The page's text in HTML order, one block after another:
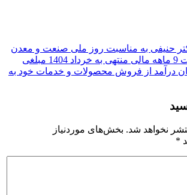
حنیفی به مناسبت روز ملی صنعت و معدن
“چفیبر” در مدت 9 ماهه مالی منتهی به خرداد 1404 مبلغی
تومان درآمد از فروش محصولات و خدمات خود به
نخواهد شد. بخش‌های موردنیاز
*